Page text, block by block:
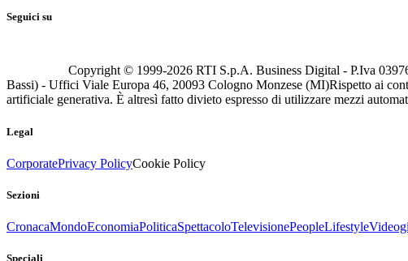
Seguici su
Copyright © 1999-2026 RTI S.p.A. Business Digital - P.Iva
Bassi) - Uffici Viale Europa 46, 20093 Cologno Monzese (MI)Rispetto ai
artificiale generativa. È altresì fatto divieto espresso di utilizzare mezzi
Legal
CorporatePrivacy PolicyCookie Policy
Sezioni
CronacaMondoEconomiaPoliticaSpettacoloTelevisionePeopleLifestyle
Speciali